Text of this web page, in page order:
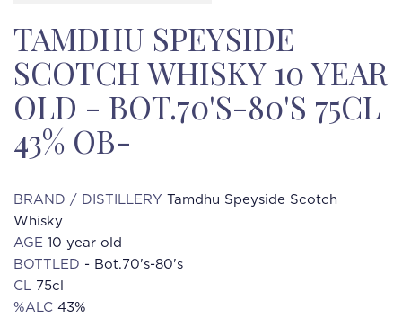
TAMDHU SPEYSIDE
SCOTCH WHISKY 10 YEAR
OLD - BOT.70'S-80'S 75CL
43% OB-
BRAND / DISTILLERY Tamdhu Speyside Scotch
Whisky
AGE 10 year old
BOTTLED - Bot.70's-80's
CL 75cl
%ALC 43%